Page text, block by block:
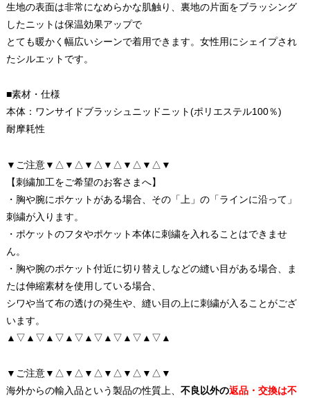
生地の表面は非常になめらかな肌触り、裏地の片面をブラッシング
したニットは保温効果アップで
とても暖かく幅広いシーンで着用できます。女性用にシェイプされ
たシルエットです。
■素材・仕様
本体：ワンサイドブラッシュニッドニット(ポリエステル100％)
耐摩耗性
▼ご注意▼△▼△▼△▼△▼△▼△▼
【刺繍加工をご希望のお客さまへ】
・胸や腕にポケットがある場合、その「上」の「ラインに沿って」
刺繍が入ります。
・ポケットのフタやポケット本体に刺繍を入れることはできませ
ん。
・胸や腕のポケット付近に切り替えしなどの縫い目がある場合、ま
たは伸縮素材を使用している場合、
シワや当て布の透けの発生や、縫い目の上に刺繍が入ることがござ
います。
▲▽▲▽▲▽▲▽▲▽▲▽▲▽▲▽▲
▼ご注意▼△▼△▼△▼△▼△▼△▼
海外からの輸入品という製品の性質上、 不良以外の返品・交換は不